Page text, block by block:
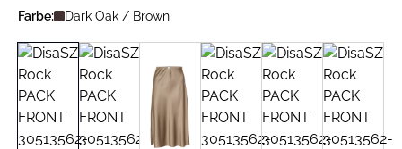
Farbe: Dark Oak / Brown